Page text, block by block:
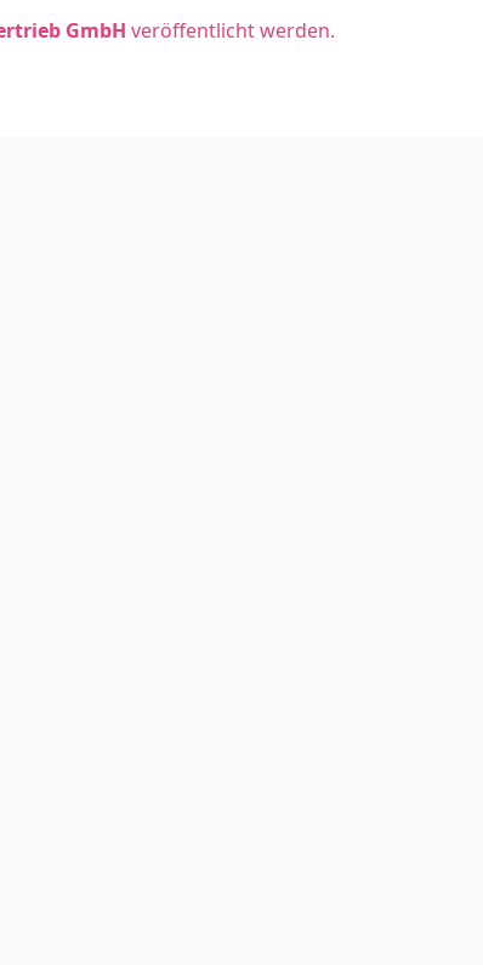
GmbH veröffentlicht werden.